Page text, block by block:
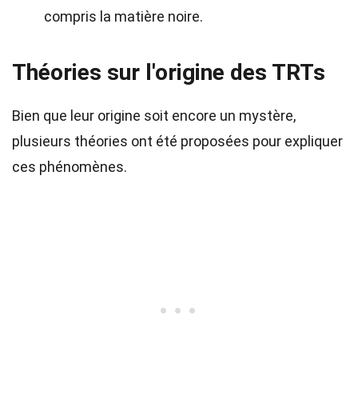
compris la matière noire.
Théories sur l'origine des TRTs
Bien que leur origine soit encore un mystère,
plusieurs théories ont été proposées pour expliquer
ces phénomènes.